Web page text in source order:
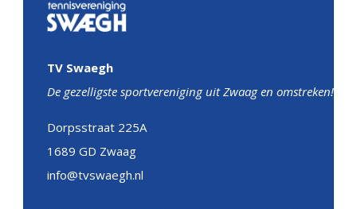
TV Swaegh
De gezelligste sportvereniging uit Zwaag en omstreken!
Dorpsstraat 225A
1689 GD Zwaag
info@tvswaegh.nl